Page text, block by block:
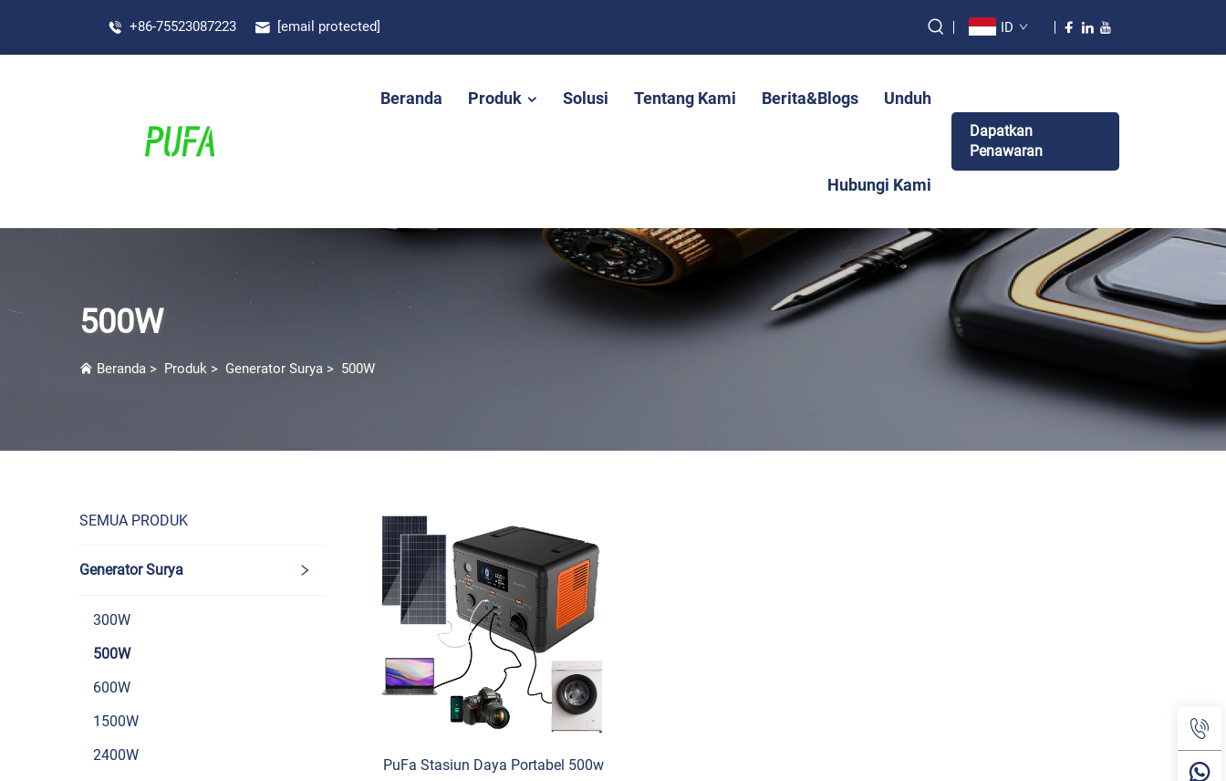
+86-75523087223 [email protected] ID
Beranda Produk Solusi Tentang Kami Berita&Blogs Unduh
Hubungi Kami
Dapatkan
Penawaran
500W
Beranda > Produk > Generator Surya > 500W
SEMUA PRODUK
Generator Surya
300W
500W
600W
1500W
2400W
PuFa Stasiun Daya Portabel 500w